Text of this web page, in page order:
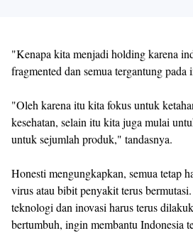
"Kenapa kita menjadi holding karena
fragmented dan semua tergantung
"Oleh karena itu kita fokus untuk
kesehatan, selain itu kita juga mulai
untuk sejumlah produk," tandasnya.
Honesti mengungkapkan, semua tetap
virus atau bibit penyakit terus
teknologi dan inovasi harus terus
bertumbuh, ingin membantu Indonesia